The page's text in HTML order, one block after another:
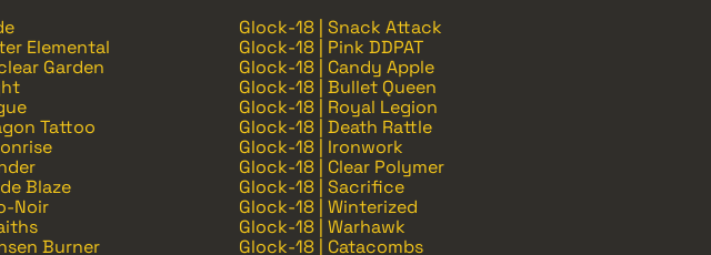
Glock-18 | Snack Attack
Elemental
Glock-18 | Pink DDPAT
Garden
Glock-18 | Candy Apple
Glock-18 | Bullet Queen
Glock-18 | Royal Legion
Tattoo
Glock-18 | Death Rattle
Glock-18 | Ironwork
Glock-18 | Clear Polymer
Blaze
Glock-18 | Sacrifice
Noir
Glock-18 | Winterized
Glock-18 | Warhawk
Burner
Glock-18 | Catacombs